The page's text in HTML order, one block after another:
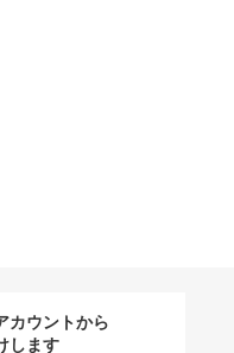
カウントから
します
ードする